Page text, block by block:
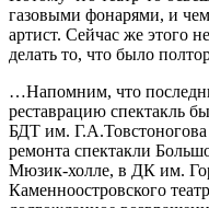
газовыми фонарями, и
артист. Сейчас же этого
делать то, что было
…Напомним, что
реставрацию спектакль
БДТ им. Г.А.Товстоногова
ремонта спектакли
Мюзик-холле, в ДК им.
Каменноостровского